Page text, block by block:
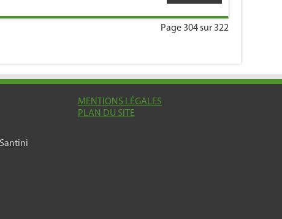
Page 304 sur 322
MENTIONS LÉGALES
PLAN DU SITE